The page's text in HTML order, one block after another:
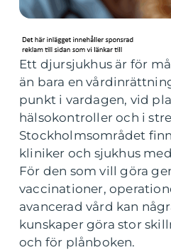
Ett djursjukhus är för
än bara en
punkt i vardagen, vid
hälsokontroller och i
Stockholmsområdet
kliniker och sjukhus
För den som vill göra
vaccinationer,
avancerad vård kan
kunskaper göra stor
och för plånboken.